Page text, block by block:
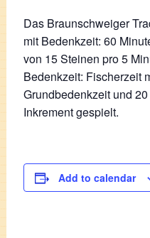
Das Braunschweiger
mit Bedenkzeit: 60
von 15 Steinen pro 5
Bedenkzeit: Fischerzeit
Grundbedenkzeit und
Inkrement gespielt.
Add to calendar